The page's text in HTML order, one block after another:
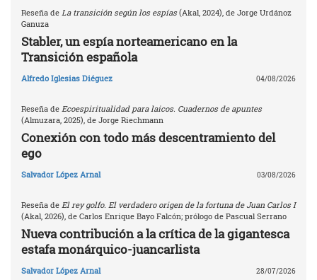
Reseña de La transición según los espías (Akal, 2024), de Jorge Urdánoz
Ganuza
Stabler, un espía norteamericano en la
Transición española
Alfredo Iglesias Diéguez 04/08/2026
Reseña de Ecoespiritualidad para laicos. Cuadernos de apuntes
(Almuzara, 2025), de Jorge Riechmann
Conexión con todo más descentramiento del
ego
Salvador López Arnal 03/08/2026
Reseña de El rey golfo. El verdadero origen de la fortuna de Juan Carlos I
(Akal, 2026), de Carlos Enrique Bayo Falcón; prólogo de Pascual Serrano
Nueva contribución a la crítica de la gigantesca
estafa monárquico-juancarlista
Salvador López Arnal 28/07/2026